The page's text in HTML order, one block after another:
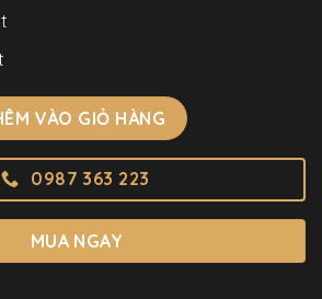
Kim Dạ Quang Đính Đá Chính Hãng
VÀO GIỎ HÀNG
0987 363 223
MUA NGAY